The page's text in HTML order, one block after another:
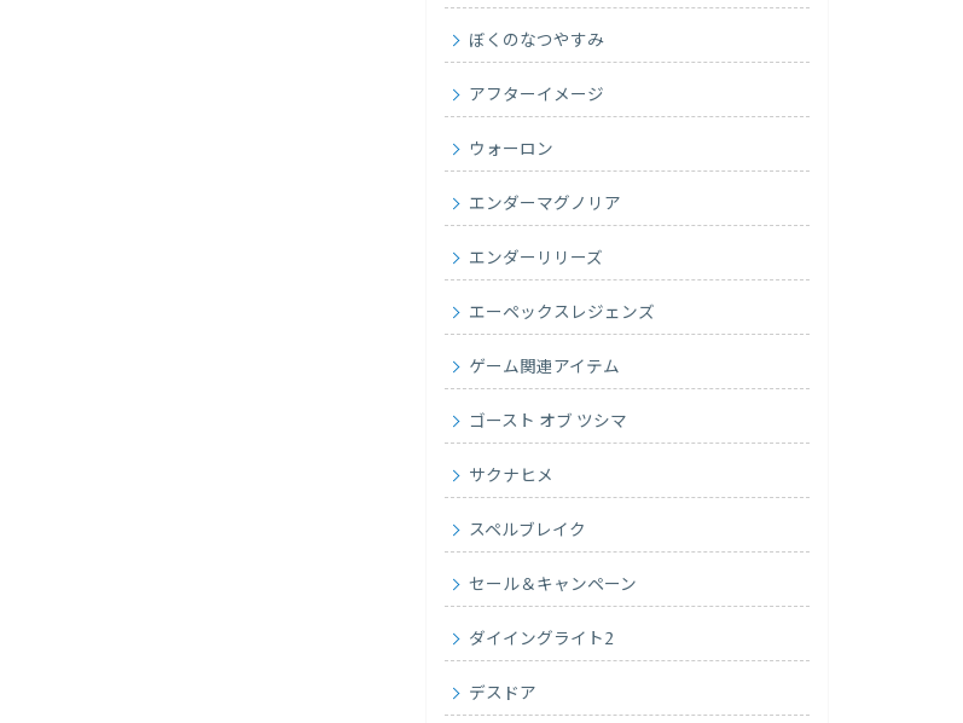
ぼくのなつやすみ
アフターイメージ
ウォーロン
エンダーマグノリア
エンダーリリーズ
エーペックスレジェンズ
ゲーム関連アイテム
ゴースト オブ ツシマ
サクナヒメ
スペルブレイク
セール＆キャンペーン
ダイイングライト2
デスドア